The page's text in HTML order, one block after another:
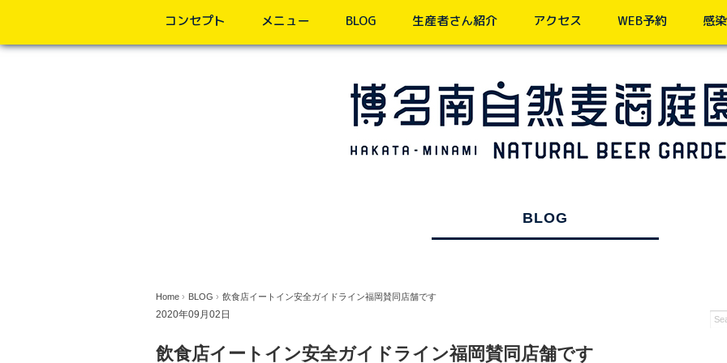
コンセプト メニュー BLOG 生産者さん紹介 アクセス WEB予約 感
BLOG
Home › BLOG › 飲食店イートイン安全ガイドライン福岡賛同店舗です
2020年09月02日
飲食店イートイン安全ガイドライン福岡賛同店舗です